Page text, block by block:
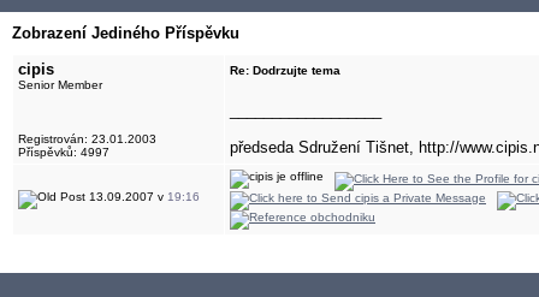
Zobrazení Jediného Příspěvku
cipis
Senior Member
Registrován: 23.01.2003
Příspěvků: 4997
Re: Dodrzujte tema
předseda Sdružení Tišnet, http://
13.09.2007 v 19:16